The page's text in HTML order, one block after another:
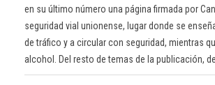
en su último número una página firmada por
seguridad vial unionense, lugar donde se
de tráfico y a circular con seguridad, mientras
alcohol. Del resto de temas de la publicación,